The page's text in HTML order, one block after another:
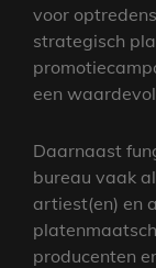
voor
strategisch
een
Daarnaast
bureau vaak
artiest(en) en
producenten